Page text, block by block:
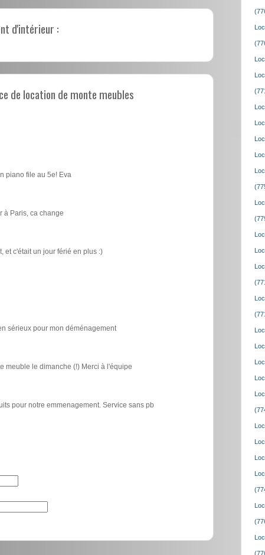
d'intérieur :
de location de monte meubles
piano file au 5e! Eva
à Paris, ca change
et c'était un jour férié en plus :)
sérieux pour mon déménagement
meuble le dimanche (!) Merci à l'équipe
pour notre emmenagement. Service sans pb